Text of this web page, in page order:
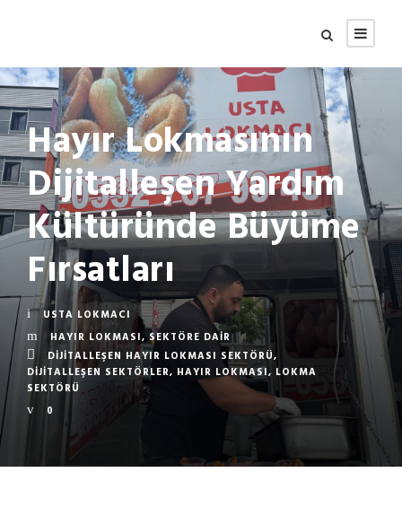
Hayır Lokmasının
Dijitalleşen Yardım
Kültüründe Büyüme
Fırsatları
USTA LOKMACI
HAYIR LOKMASI, SEKTÖRE DAIR
DIJITALLEŞEN HAYIR LOKMASI SEKTÖRÜ,
DIJITALLEŞEN SEKTÖRLER, HAYIR LOKMASI, LOKMA
SEKTÖRÜ
0